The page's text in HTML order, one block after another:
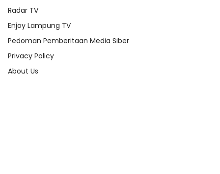
Radar TV
Enjoy Lampung TV
Pedoman Pemberitaan Media Siber
Privacy Policy
About Us